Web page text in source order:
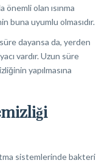
önemli olan ısınma
buna uyumlu olmasıdır.
dayansa da, yerden
vardır. Uzun süre
yapılmasına
sistemlerinde bakteri